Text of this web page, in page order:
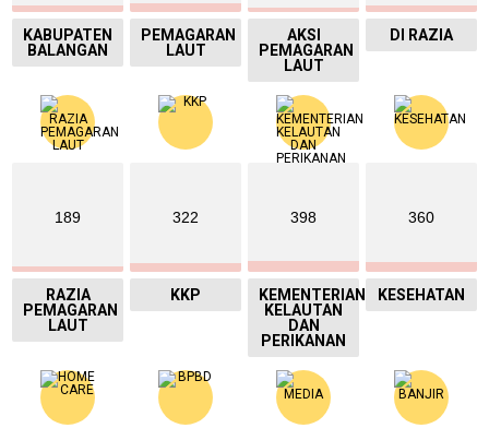
KABUPATEN
BALANGAN
PEMAGARAN
LAUT
AKSI
PEMAGARAN
LAUT
DI RAZIA
189
RAZIA
PEMAGARAN
LAUT
322
KKP
398
KEMENTERIAN
KELAUTAN
DAN
PERIKANAN
360
KESEHATAN